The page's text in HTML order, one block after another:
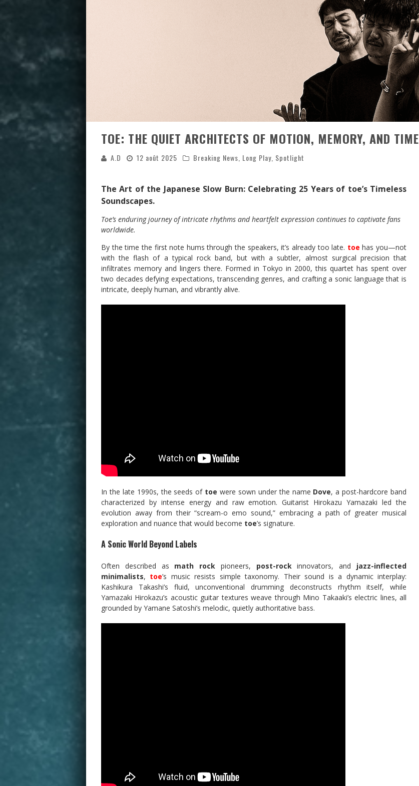
TOE: THE QUIET ARCHITECTS OF MOTION, MEMORY, AND TIME
A.D 12 août 2025 Breaking News Long Play Spotlight
The Art of the Japanese Slow Burn: Celebrating 25 Years of toe’s Timeless
Soundscapes.
Toe’s enduring journey of intricate rhythms and heartfelt expression continues to captivate fans
worldwide.
By the time the first note hums through the speakers, it’s already too late. toe has you—not
with the flash of a typical rock band, but with a subtler, almost surgical precision that
infiltrates memory and lingers there. Formed in Tokyo in 2000, this quartet has spent over
two decades defying expectations, transcending genres, and crafting a sonic language that is
intricate, deeply human, and vibrantly alive.
In the late 1990s, the seeds of toe were sown under the name Dove, a post-hardcore band
characterized by intense energy and raw emotion. Guitarist Hirokazu Yamazaki led the
evolution away from their “scream-o emo sound,” embracing a path of greater musical
exploration and nuance that would become toe’s signature.
A Sonic World Beyond Labels
Often described as math rock pioneers, post-rockinnovators, and jazz-inflected
minimalists, toe’s music resists simple taxonomy. Their sound is a dynamic interplay:
Kashikura Takashi’s fluid, unconventional drumming deconstructs rhythm itself, while
Yamazaki Hirokazu’s acoustic guitar textures weave through Mino Takaaki’s electric lines, all
grounded by Yamane Satoshi’s melodic, quietly authoritative bass.